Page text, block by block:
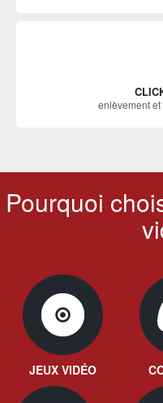
enlèvement
Pourquoi
JEUX VIDÉO